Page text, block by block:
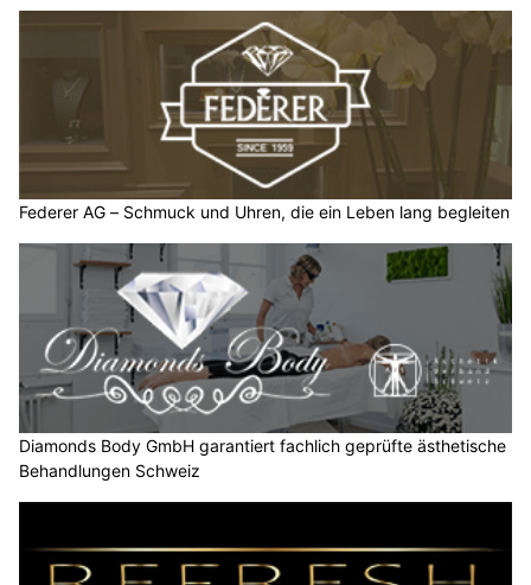
Federer AG – Schmuck und Uhren, die ein Leben lang begleiten
Diamonds Body GmbH garantiert fachlich geprüfte ästhetische
Behandlungen Schweiz